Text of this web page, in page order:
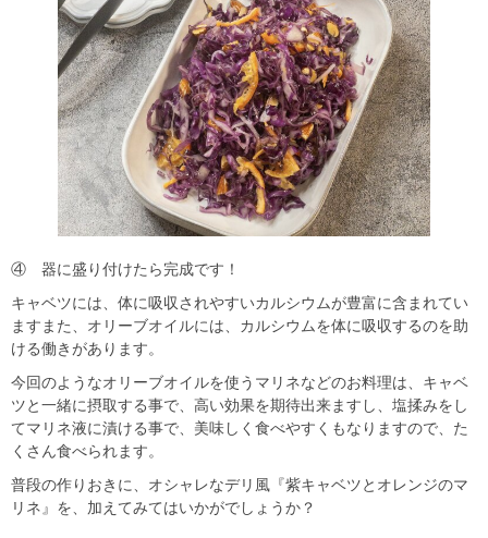
④ 器に盛り付けたら完成です！
キャベツには、体に吸収されやすいカルシウムが豊富に含まれてい
ますまた、オリーブオイルには、カルシウムを体に吸収するのを助
ける働きがあります。
今回のようなオリーブオイルを使うマリネなどのお料理は、キャベ
ツと一緒に摂取する事で、高い効果を期待出来ますし、塩揉みをし
てマリネ液に漬ける事で、美味しく食べやすくもなりますので、た
くさん食べられます。
普段の作りおきに、オシャレなデリ風『紫キャベツとオレンジのマ
リネ』を、加えてみてはいかがでしょうか？